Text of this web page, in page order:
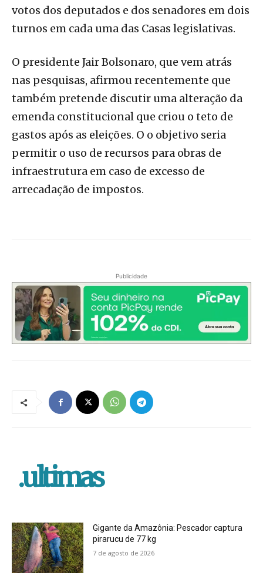
votos dos deputados e dos senadores em dois
turnos em cada uma das Casas legislativas.
O presidente Jair Bolsonaro, que vem atrás
nas pesquisas, afirmou recentemente que
também pretende discutir uma alteração da
emenda constitucional que criou o teto de
gastos após as eleições. O o objetivo seria
permitir o uso de recursos para obras de
infraestrutura em caso de excesso de
arrecadação de impostos.
Publicidade
.ultimas
Gigante da Amazônia: Pescador captura
pirarucu de 77 kg
7 de agosto de 2026